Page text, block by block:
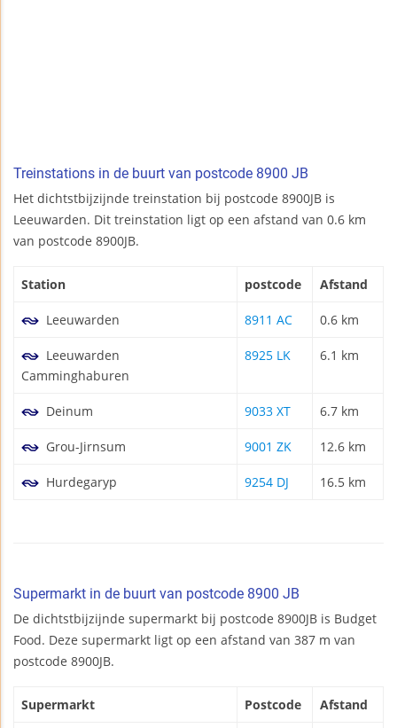
Treinstations in de buurt van postcode 8900 JB
Het dichtstbijzijnde treinstation bij postcode 8900JB is
Leeuwarden. Dit treinstation ligt op een afstand van 0.6 km
van postcode 8900JB.
Station postcode Afstand
Leeuwarden 8911 AC 0.6 km
Leeuwarden
Camminghaburen
8925 LK 6.1 km
Deinum 9033 XT 6.7 km
Grou-Jirnsum 9001 ZK 12.6 km
Hurdegaryp 9254 DJ 16.5 km
Supermarkt in de buurt van postcode 8900 JB
De dichtstbijzijnde supermarkt bij postcode 8900JB is Budget
Food. Deze supermarkt ligt op een afstand van 387 m van
postcode 8900JB.
Supermarkt Postcode Afstand